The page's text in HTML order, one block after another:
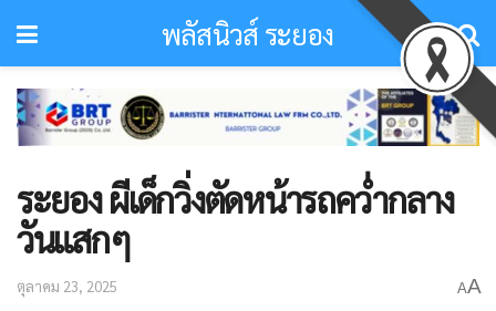
พลัสนิวส์ ระยอง
ระยอง ผีเด็กวิ่งตัดหน้ารถคว่ำกลาง
วันแสกๆ
ตุลาคม 23, 2025 AA